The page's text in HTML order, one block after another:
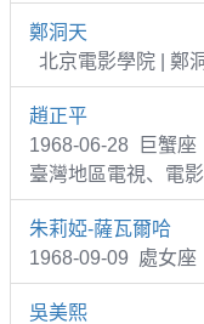
鄭洞天
北京電影學院 | 鄭
趙正平
1968-06-28 巨蟹座
臺灣地區電視、電
朱莉婭-薩瓦爾哈
1968-09-09 處女座
吳美熙